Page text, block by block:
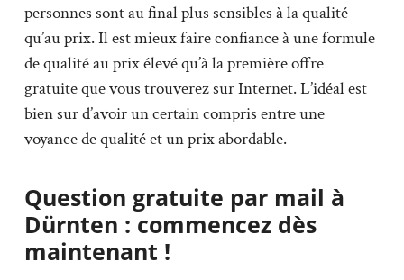
personnes sont au final plus sensibles à la qualité
qu’au prix. Il est mieux faire confiance à une formule
de qualité au prix élevé qu’à la première offre
gratuite que vous trouverez sur Internet. L’idéal est
bien sur d’avoir un certain compris entre une
voyance de qualité et un prix abordable.
Question gratuite par mail à
Dürnten : commencez dès
maintenant !